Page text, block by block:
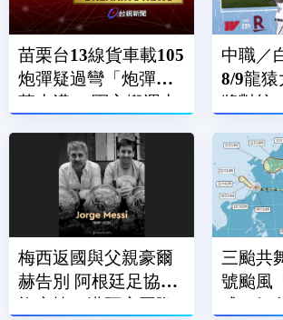
苗栗台13線貨車載105
炮彈疑過彎「炮彈滾
落水溝」 軍方搬運中
中職／
8/9龍
將對統
梅西返國與父親豪爾
赫告別 阿根廷足協降
旗哀悼、邁阿密國際
三颱共
號颱風
成 氣